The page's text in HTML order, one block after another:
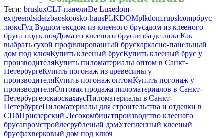
Теги: brusluxCLT-панелиDe Luxedom-
exgreendsideizbaoskoosko-hausPLKDOMplkdom.rupslcompбрус
люксГуд Вуддом ексдом из клееного брусадом из клееного
бруса под ключДома из клееного брусаизба де люксКак
выбрать сухой профилированный брускаркасно-панельный
дом под ключКупить клееный брусКупить клееный брус у
производителяКупить пиломатериалы оптом в Санкт-
ПетербургеКупить погонаж из древесины у
производителяКупить погонаж оптомКупить погонаж у
производителяОптовая продажа пиломатериалов в Санкт-
ПетербургеоскаоскахаусПиломатериалы в Санкт-
ПетербургеПиломатериалы для строительства и отделки в
СПбПриозерский Лесокомбинатпроизводство клееного
брусапромстройлесрубленый домУтепленный клееный
брусфахверковый дом под ключ